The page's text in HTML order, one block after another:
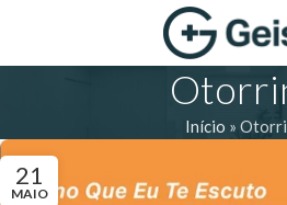
Início »
21
MAIO